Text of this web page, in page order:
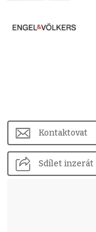
Kontaktovat
Sdílet inzerát